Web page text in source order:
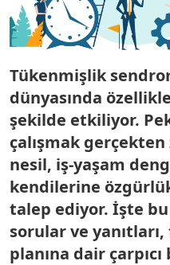
Tükenmişlik
dünyasında
şekilde etkiliyor.
çalışmak
nesil, iş-yaşam
kendilerine
talep ediyor. İşte
sorular ve
planına dair